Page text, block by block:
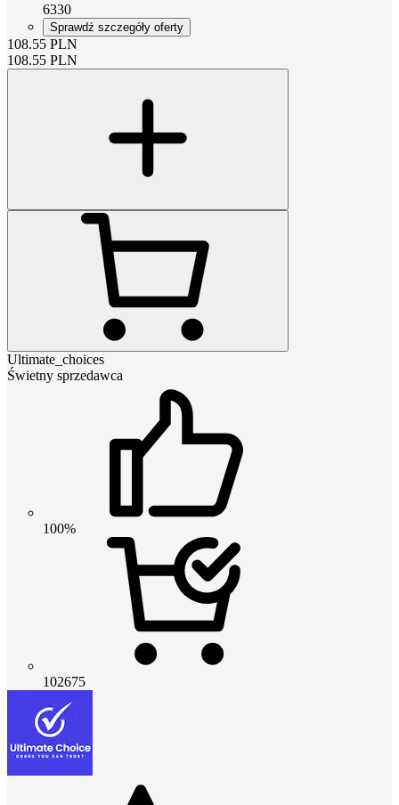
6330
Sprawdź szczegóły oferty
108.55 PLN
108.55 PLN
Ultimate_choices
Świetny sprzedawca
100%
102675